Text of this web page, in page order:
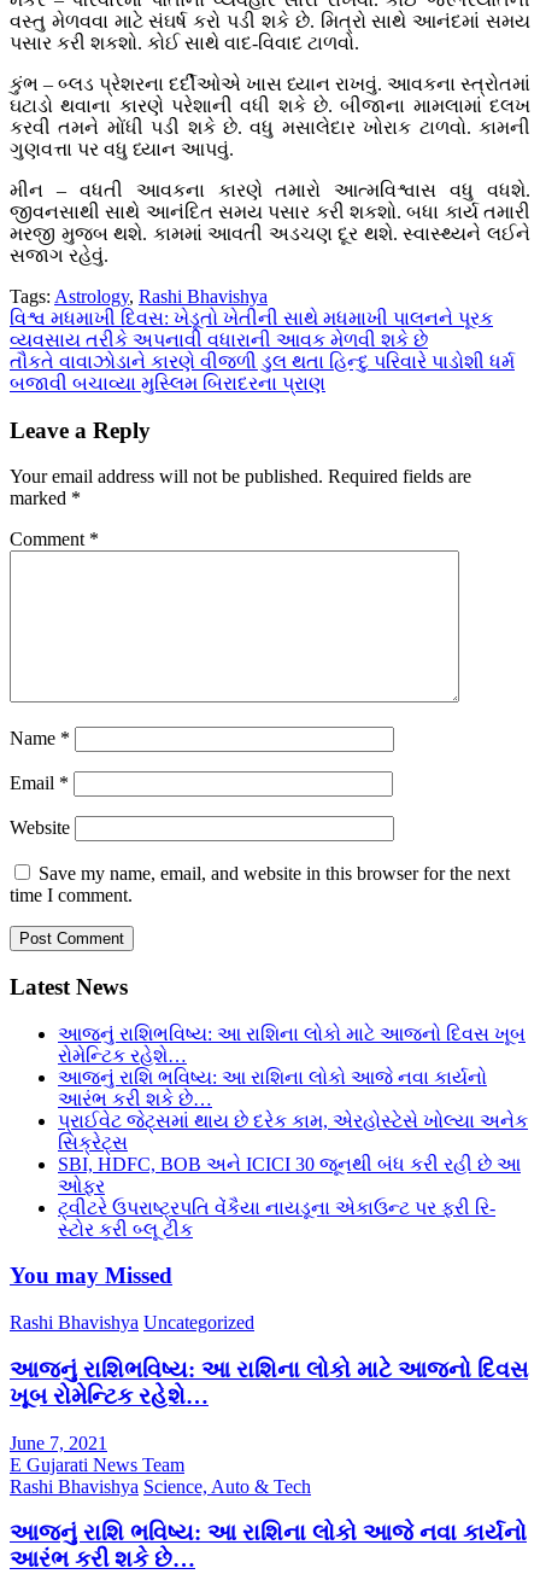
વસ્તુ મેળવવા માટે સંઘર્ષ કરો પડી શકે છે. મિત્રો સાથે આનંદમાં સમય
પસાર કરી શકશો. કોઈ સાથે વાદ-વિવાદ ટાળવો.
કુંભ – બ્લડ પ્રેશરના દર્દીઓએ ખાસ ધ્યાન રાખવું. આવકના સ્ત્રોતમાં
ઘટાડો થવાના કારણે પરેશાની વધી શકે છે. બીજાના મામલામાં દલખ
કરવી તમને મોંધી પડી શકે છે. વધુ મસાલેદાર ખોરાક ટાળવો. કામની
ગુણવત્તા પર વધુ ધ્યાન આપવું.
મીન – વધતી આવકના કારણે તમારો આત્મવિશ્વાસ વધુ વધશે.
જીવનસાથી સાથે આનંદિત સમય પસાર કરી શકશો. બધા કાર્ય તમારી
મરજી મુજબ થશે. કામમાં આવતી અડચણ દૂર થશે. સ્વાસ્થ્યને લઈને
સજાગ રહેવું.
Tags: Astrology, Rashi Bhavishya
Post
navigation
વિશ્વ મધમાખી દિવસ: ખેડૂતો ખેતીની સાથે મધમાખી પાલનને પૂરક
વ્યવસાય તરીકે અપનાવી વધારાની આવક મેળવી શકે છે
તૌકતે વાવાઝોડાને કારણે વીજળી ડુલ થતા હિન્દુ પરિવારે પાડોશી ધર્મ
બજાવી બચાવ્યા મુસ્લિમ બિરાદરના પ્રાણ
Leave a Reply
Your email address will not be published. Required fields are
marked *
Comment *
Name *
Email *
Website
Save my name, email, and website in this browser for the next
time I comment.
Latest News
આજનું રાશિભવિષ્ય: આ રાશિના લોકો માટે આજનો દિવસ ખૂબ
રોમેન્ટિક રહેશે…
આજનું રાશિ ભવિષ્ય: આ રાશિના લોકો આજે નવા કાર્યનો
આરંભ કરી શકે છે…
પ્રાઈવેટ જેટ્સમાં થાય છે દરેક કામ, એરહોસ્ટેસે ખોલ્યા અનેક
સિક્રેટ્સ
SBI, HDFC, BOB અને ICICI 30 જૂનથી બંધ કરી રહી છે આ
ઓફર
ટ્વીટરે ઉપરાષ્ટ્રપતિ વેંકૈયા નાયડૂના એકાઉન્ટ પર ફરી રિ-
સ્ટોર કરી બ્લૂ ટીક
You may Missed
Rashi Bhavishya Uncategorized
આજનું રાશિભવિષ્ય: આ રાશિના લોકો માટે આજનો દિવસ
ખૂબ રોમેન્ટિક રહેશે…
June 7, 2021
E Gujarati News Team
Rashi Bhavishya Science, Auto & Tech
આજનું રાશિ ભવિષ્ય: આ રાશિના લોકો આજે નવા કાર્યનો
આરંભ કરી શકે છે…